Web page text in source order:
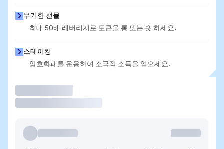
무기한 선물
최대 50배 레버리지로 토큰을 롱 또는 숏 하세요.
스테이킹
암호화폐를 운용하여 소극적 소득을 얻으세요.